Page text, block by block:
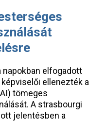
napokban elfogadott
ellenezték a
tömeges
A strasbourgi
jelentésben a